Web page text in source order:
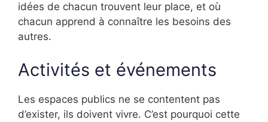
idées de chacun trouvent leur place, et où
chacun apprend à connaître les besoins des
autres.
Activités et événements
Les espaces publics ne se contentent pas
d’exister, ils doivent vivre. C’est pourquoi cette